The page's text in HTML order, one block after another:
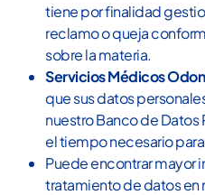
tiene por finalidad
reclamo o queja
sobre la materia.
Servicios Médicos
que sus datos
nuestro Banco de
el tiempo necesario
Puede encontrar mayor
tratamiento de datos en